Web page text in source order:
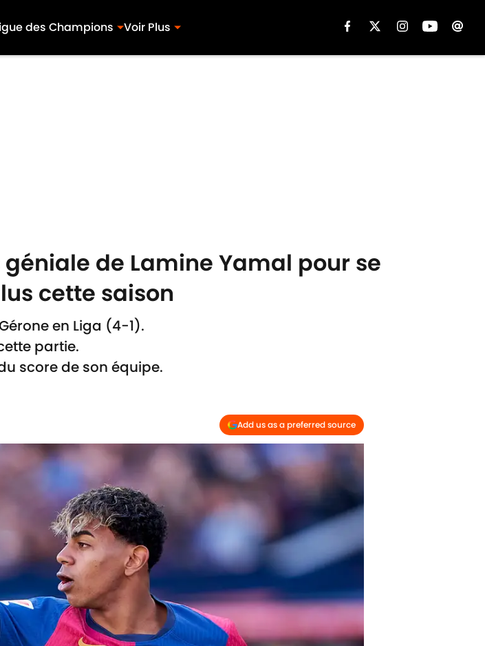
des Champions Voir Plus
de Lamine Yamal pour se
cette saison
en Liga (4-1).
partie.
score de son équipe.
Add us as a preferred source